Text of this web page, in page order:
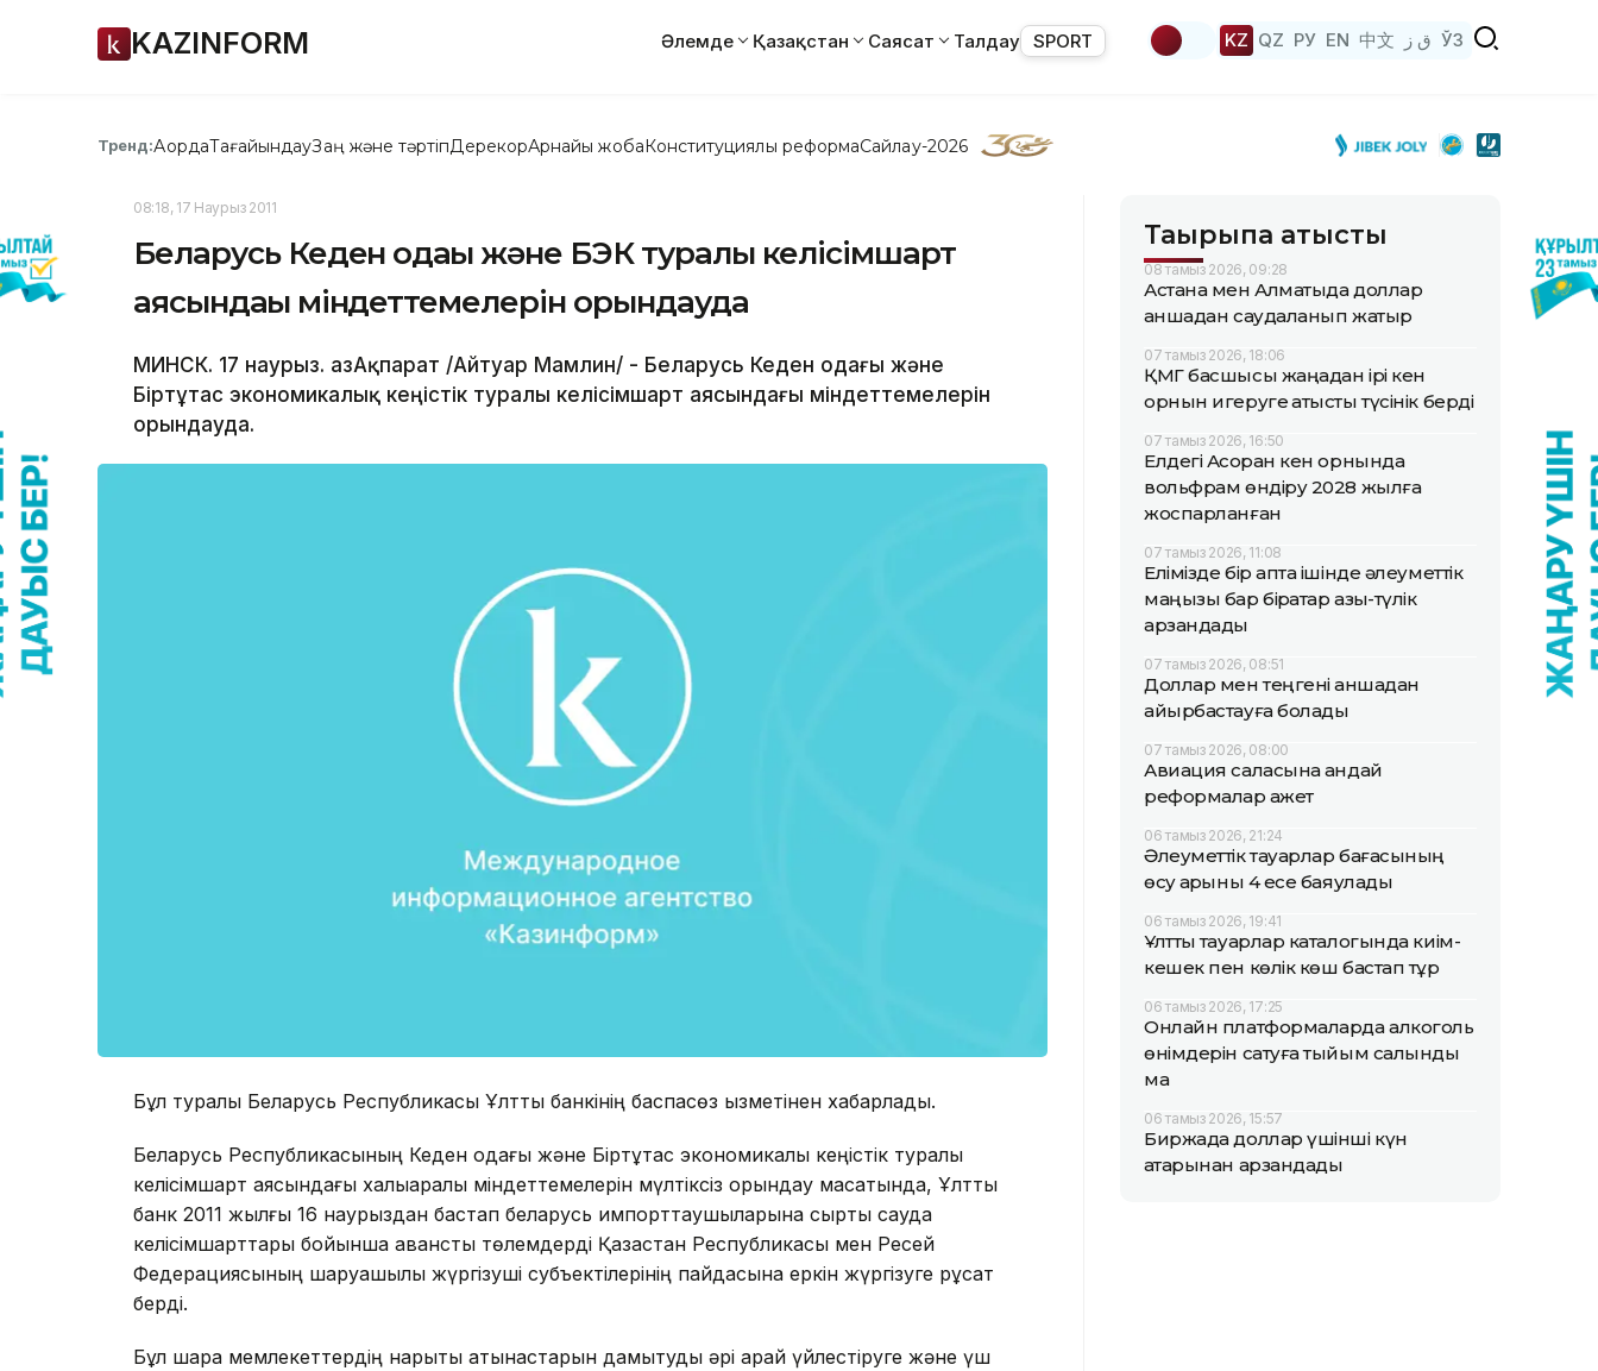
KAZINFORM Әлемде Қазақстан Саясат Талдау SPORT KZ QZ РУ EN 中文 ق ز ЎЗ
Тренд:АқордаТағайындауЗаң және тәртіпДерекқорАрнайы жобаКонституциялық реформаСайлау-2026
08:18, 17 Наурыз 2011
Беларусь Кеден одағы және БЭК туралы келісімшарт
аясындағы міндеттемелерін орындауда
МИНСК. 17 наурыз. ҚазАқпарат /Айтуар Мамлин/ - Беларусь Кеден одағы және
Біртұтас экономикалық кеңістік туралы келісімшарт аясындағы міндеттемелерін
орындауда.
Бұл туралы Беларусь Республикасы Ұлттық банкінің баспасөз қызметінен хабарлады.
Беларусь Республикасының Кеден одағы және Біртұтас экономикалық кеңістік туралы
келісімшарт аясындағы халықаралық міндеттемелерін мүлтіксіз орындау мақсатында, Ұлттық
банк 2011 жылғы 16 наурыздан бастап беларусь импорттаушыларына сыртқы сауда
келісімшарттары бойынша аванстық төлемдерді Қазақстан Республикасы мен Ресей
Федерациясының шаруашылық жүргізуші субъектілерінің пайдасына еркін жүргізуге рұқсат
берді.
Бұл шара мемлекеттердің нарықтық қатынастарын дамытуды әрі қарай үйлестіруге және үш
Тақырыпқа қатысты
08 тамыз 2026, 09:28
Астана мен Алматыда доллар
қаншадан саудаланып жатыр
07 тамыз 2026, 18:06
ҚМГ басшысы жаңадан ірі кен
орнын игеруге қатысты түсінік берді
07 тамыз 2026, 16:50
Елдегі Ақсоран кен орнында
вольфрам өндіру 2028 жылға
жоспарланған
07 тамыз 2026, 11:08
Елімізде бір апта ішінде әлеуметтік
маңызы бар бірқатар азық-түлік
арзандады
07 тамыз 2026, 08:51
Доллар мен теңгені қаншадан
айырбастауға болады
07 тамыз 2026, 08:00
Авиация саласына қандай
реформалар қажет
06 тамыз 2026, 21:24
Әлеуметтік тауарлар бағасының
өсу қарқыны 4 есе баяулады
06 тамыз 2026, 19:41
Ұлттық тауарлар каталогында киім-
кешек пен көлік көш бастап тұр
06 тамыз 2026, 17:25
Онлайн платформаларда алкоголь
өнімдерін сатуға тыйым салынды
ма
06 тамыз 2026, 15:57
Биржада доллар үшінші күн
қатарынан арзандады